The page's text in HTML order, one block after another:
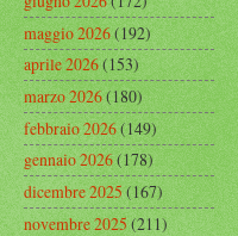
maggio 2026(192)
aprile 2026(153)
marzo 2026(180)
febbraio 2026(149)
gennaio 2026(178)
dicembre 2025(167)
novembre 2025(211)